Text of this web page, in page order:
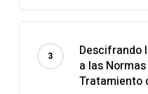
Descifrando
a las
Tratamiento